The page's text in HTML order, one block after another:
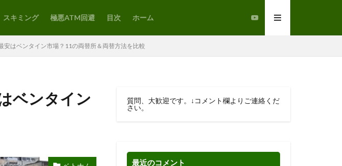
スキミング 極悪ATM回避 目次 ホーム
安はベンタイン市場？11の両替所＆両替方法を比較
ベンタイン
質問、大歓迎です。↓コメント欄よりご連絡くだ
さい。
最近のコメント